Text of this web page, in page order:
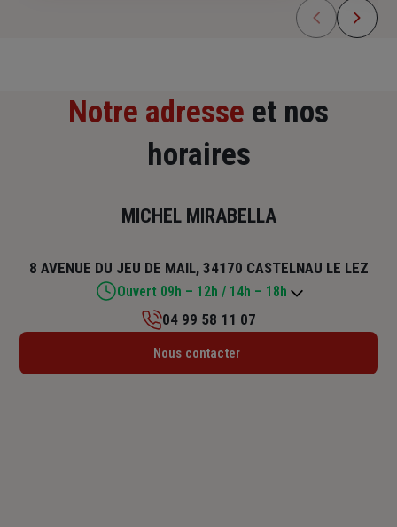
Notre adresse et nos
horaires
MICHEL MIRABELLA
8 AVENUE DU JEU DE MAIL, 34170 CASTELNAU LE LEZ
Ouvert 09h – 12h / 14h – 18h
Lundi : 09h – 12h / 14h – 18h
04 99 58 11 07
Nous contacter